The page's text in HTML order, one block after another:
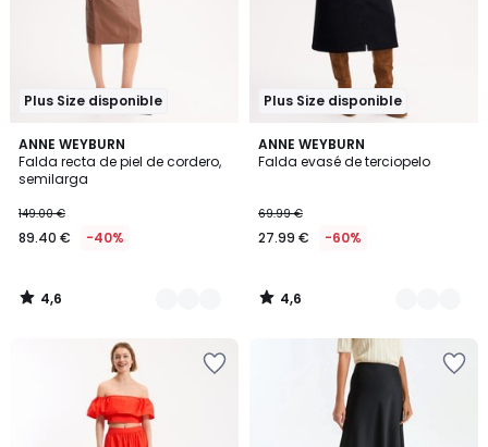
Plus Size disponible
ANNE WEYBURN
Falda recta de piel de cordero,
semilarga
149.00 €
89.40 € -40%
4,6
/ 5
2
Colores
4,6
/
Plus Size disponible
ANNE WEYBURN
Falda evasé de terciopelo
69.99 €
27.99 € -60%
4,6
/ 5
3
Colores
4,6
/